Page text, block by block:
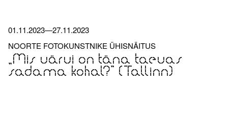
01.11.2023—27.11.2023
NOORTE FOTOKUNSTNIKE ÜHISNÄITUS
„Mis värvi on täna taevas
sadama kohal?” (Tallinn)